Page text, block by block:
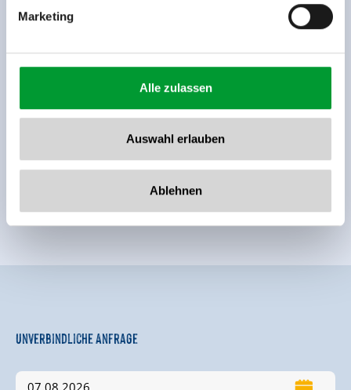
Marketing
Alle zulassen
Auswahl erlauben
Ablehnen
Unverbindliche Anfrage